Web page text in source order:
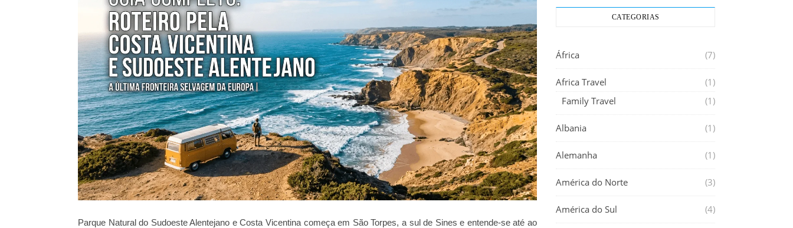
Parque Natural do Sudoeste Alentejano e Costa Vicentina começa em São Torpes, a sul de Sines e entende-se até ao
CATEGORIAS
África (7)
Africa Travel
(1)
Family Travel
(1)
Albania (1)
Alemanha (1)
América do Norte (3)
América do Sul (4)